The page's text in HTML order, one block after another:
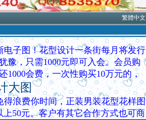
繁體中文
子图！花型设计一条街每月将发行
豫，只需1000元即可入会。会员购
1000会费，一次性购买10万元的，
大图
浪费你时间，正装男装花型花样图
上50元。客户有其它合作方式也可商